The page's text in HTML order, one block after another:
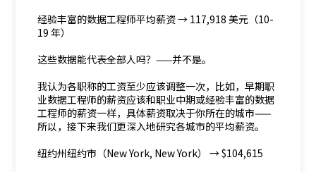
经验丰富的数据工程师平均薪资 → 117,918 美元（10-
19 年）
这些数据能代表全部人吗？——并不是。
我认为各职称的工资至少应该调整一次，比如，早期职
业数据工程师的薪资应该和职业中期或经验丰富的数据
工程师的薪资一样，具体薪资取决于你所在的城市——
所以，接下来我们更深入地研究各城市的平均薪资。
纽约州纽约市（New York, New York） → $104,615